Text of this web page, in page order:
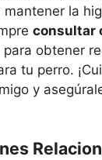
mantener la
consultar
para obtener
tu perro.
y